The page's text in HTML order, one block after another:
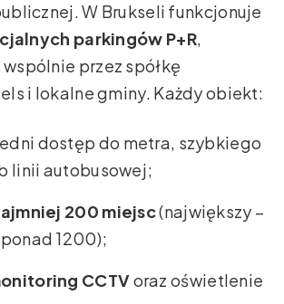
W Brukseli funkcjonuje
parkingów P+R,
przez spółkę
i lokalne gminy. Każdy obiekt:
dostęp do metra, szybkiego
linii autobusowej;
200 miejsc(największy –
1200);
CCTVoraz oświetlenie